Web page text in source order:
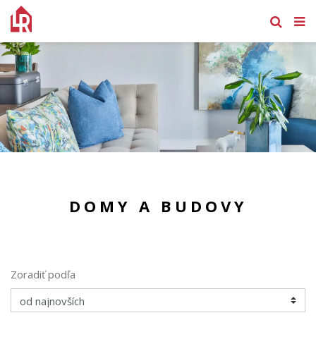
DOMY A BUDOVY
Zoradiť podľa